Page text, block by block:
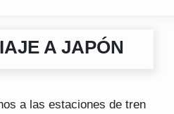
A JAPÓN
a las estaciones de tren